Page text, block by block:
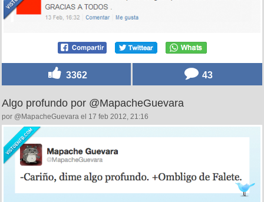
3362 43
Algo profundo por @MapacheGuevara
por @MapacheGuevara el 17 feb 2012, 21:16